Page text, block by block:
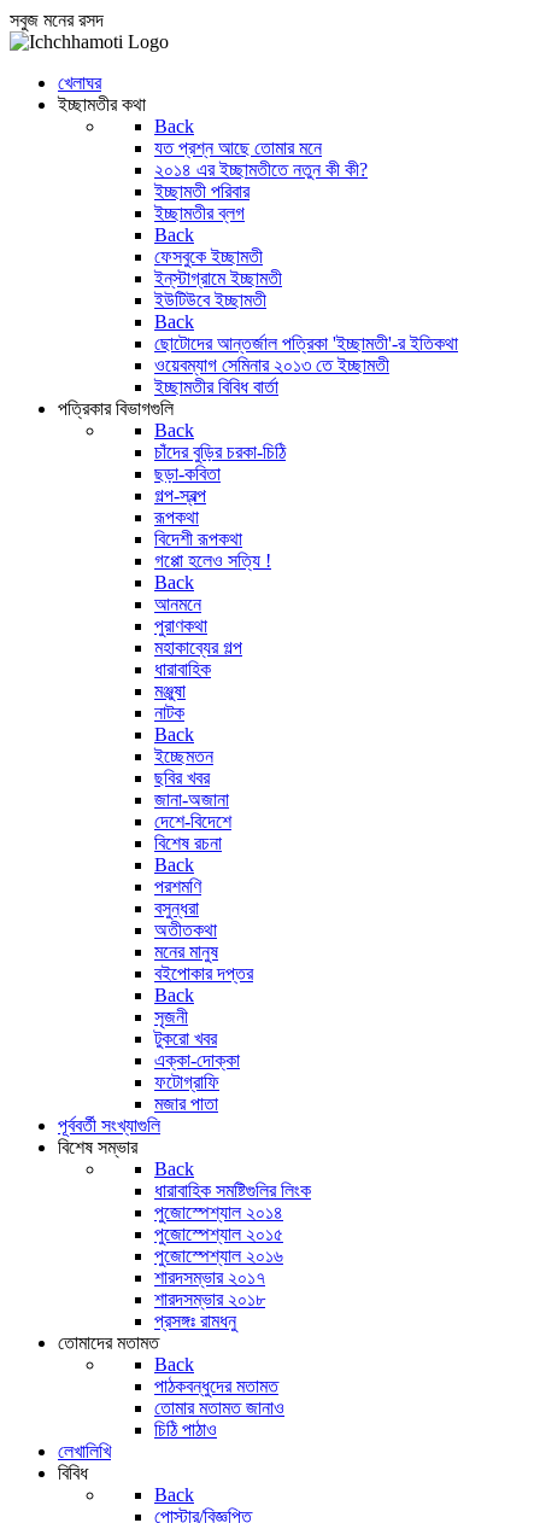
সবুজ মনের রসদ
খেলাঘর
ইচ্ছামতীর কথা
Back
যত প্রশ্ন আছে তোমার মনে
২০১৪ এর ইচ্ছামতীতে নতুন কী কী?
ইচ্ছামতী পরিবার
ইচ্ছামতীর ব্লগ
Back
ফেসবুকে ইচ্ছামতী
ইন্‌স্টাগ্রামে ইচ্ছামতী
ইউটিউবে ইচ্ছামতী
Back
ছোটোদের আন্তর্জাল পত্রিকা 'ইচ্ছামতী'-র ইতিকথা
ওয়েবম্যাগ সেমিনার ২০১৩ তে ইচ্ছামতী
ইচ্ছামতীর বিবিধ বার্তা
পত্রিকার বিভাগগুলি
Back
চাঁদের বুড়ির চরকা-চিঠি
ছড়া-কবিতা
গল্প-স্বল্প
রূপকথা
বিদেশী রূপকথা
গপ্পো হলেও সত্যি !
Back
আনমনে
পুরাণকথা
মহাকাব্যের গল্প
ধারাবাহিক
মঞ্জুষা
নাটক
Back
ইচ্ছেমতন
ছবির খবর
জানা-অজানা
দেশে-বিদেশে
বিশেষ রচনা
Back
পরশমণি
বসুন্ধরা
অতীতকথা
মনের মানুষ
বইপোকার দপ্তর
Back
সৃজনী
টুকরো খবর
এক্কা-দোক্কা
ফটোগ্রাফি
মজার পাতা
পূর্ববর্তী সংখ্যাগুলি
বিশেষ সম্ভার
Back
ধারাবাহিক সমষ্টিগুলির লিংক
পুজোস্পেশ্যাল ২০১৪
পুজোস্পেশ্যাল ২০১৫
পুজোস্পেশ্যাল ২০১৬
শারদসম্ভার ২০১৭
শারদসম্ভার ২০১৮
প্রসঙ্গঃ রামধনু
তোমাদের মতামত
Back
পাঠকবন্ধুদের মতামত
তোমার মতামত জানাও
চিঠি পাঠাও
লেখালিখি
বিবিধ
Back
পোস্টার/বিজ্ঞপ্তি